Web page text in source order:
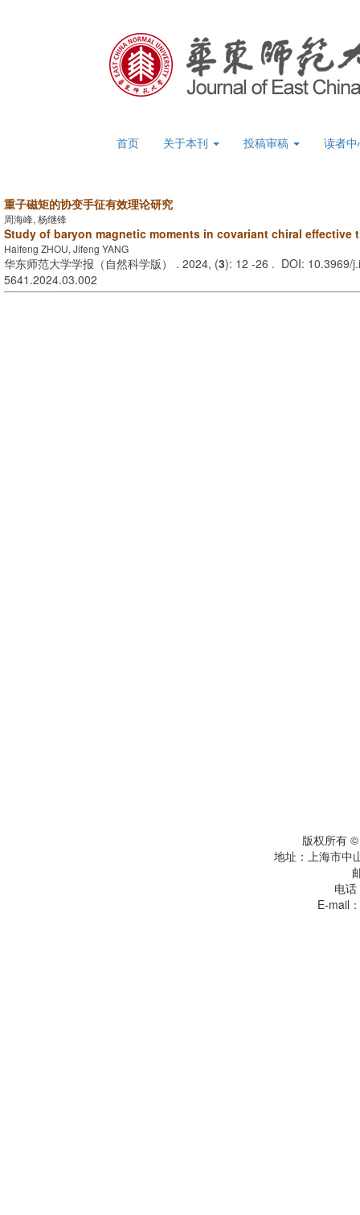
首页 关于本刊 投稿审稿 读者
重子磁矩的协变手征有效理论研究
周海峰, 杨继锋
Study of baryon magnetic moments in covariant chiral effective
Haifeng ZHOU, Jifeng YANG
华东师范大学学报（自然科学版） . 2024, (3): 12 -26 . DOI: 10.3969/
5641.2024.03.002
版权所有
地址：上海市
电
E-mail